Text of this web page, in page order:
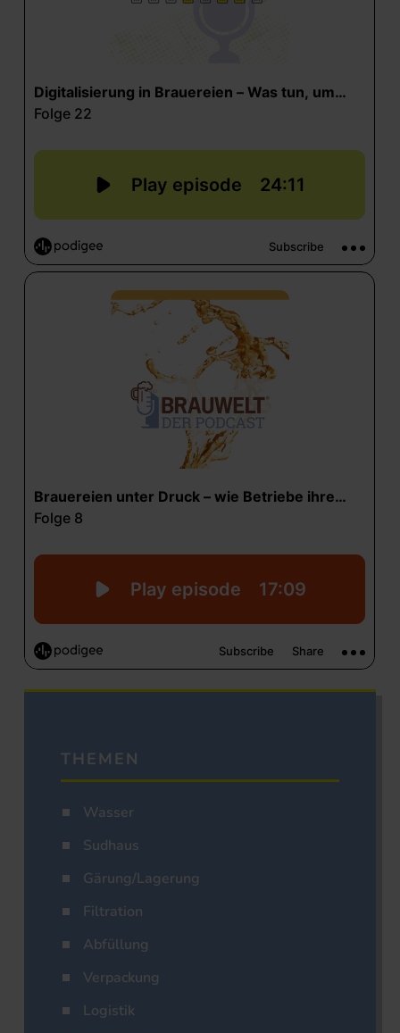
THEMEN
Wasser
Sudhaus
Gärung/Lagerung
Filtration
Abfüllung
Verpackung
Logistik